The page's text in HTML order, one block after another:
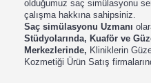
olduğumuz saç simülasyonu
çalışma hakkına sahipsiniz.
Saç simülasyonu Uzmanı
Stüdyolarında, Kuaför ve
Merkezlerinde, Kliniklerin
Kozmetiği Ürün Satış